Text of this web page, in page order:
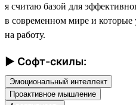
я считаю базой для
в современном мире и
на работу.
► Софт-скилы:
Эмоциональный интеллект
Проактивное мышление